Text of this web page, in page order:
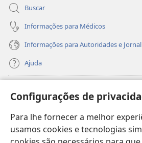
Configurações de
Para lhe fornecer a melhor
usamos cookies e tecnologias
Buscar
Informações para Médicos
Informações para Autoridades e
Ajuda
(abre
nova
janela)
Biblioteca On-line da Torre de Vigia™
(abre
nova
janela)JW Hub